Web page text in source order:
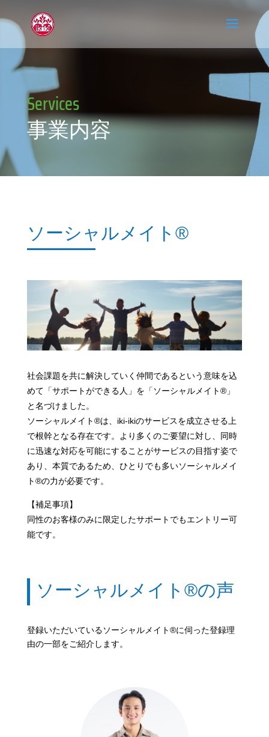
Services
事業内容
ソーシャルメイト ®
社会課題を共に解決していく仲間であるという意味を込
めて「サポートができる人」を「ソーシャルメイト®」
と名づけました。
ソーシャルメイト®は、iki-ikiのサービスを成立させる上
で根幹となる存在です。より多くのご要望に対し、同時
に迅速な対応を可能にすることがサービスの目指す姿で
あり、本質であるため、ひとりでも多いソーシャルメイ
ト®の力が必要です。
【補足事項】
同性のお客様のみに限定したサポートでもエントリー可
能です。
ソーシャルメイト ®の声
登録いただいているソーシャルメイト®に伺った登録理
由の一部をご紹介します。